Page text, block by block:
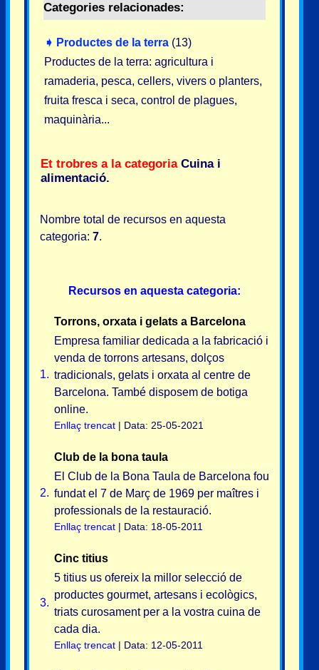
Categories relacionades:
➧ Productes de la terra (13)
Productes de la terra: agricultura i
ramaderia, pesca, cellers, vivers o planters,
fruita fresca i seca, control de plagues,
maquinària...
Et trobres a la categoria Cuina i
alimentació.
Nombre total de recursos en aquesta
categoria: 7.
Recursos en aquesta categoria:
1.
Torrons, orxata i gelats a Barcelona
Empresa familiar dedicada a la fabricació i
venda de torrons artesans, dolços
tradicionals, gelats i orxata al centre de
Barcelona. També disposem de botiga
online.
Enllaç trencat | Data: 25-05-2021
2.
Club de la bona taula
El Club de la Bona Taula de Barcelona fou
fundat el 7 de Març de 1969 per maîtres i
professionals de la restauració.
Enllaç trencat | Data: 18-05-2011
3.
Cinc titius
5 titius us ofereix la millor selecció de
productes gourmet, artesans i ecològics,
triats curosament per a la vostra cuina de
cada dia.
Enllaç trencat | Data: 12-05-2011